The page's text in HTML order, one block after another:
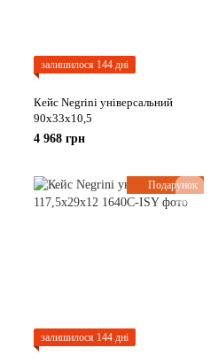
залишилося 144 дні
Кейс Negrini універсальний
90x33x10,5
4 968 грн
Подарунок
залишилося 144 дні